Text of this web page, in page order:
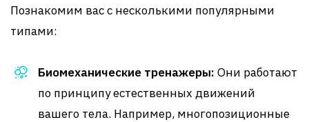
Познакомим вас с несколькими популярными
типами:
Биомеханические тренажеры: Они работают
по принципу естественных движений
вашего тела. Например, многопозиционные